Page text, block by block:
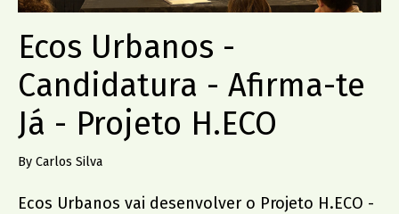
Ecos Urbanos -
Candidatura - Afirma-te
Já - Projeto H.ECO
By Carlos Silva
Ecos Urbanos vai desenvolver o Projeto H.ECO -